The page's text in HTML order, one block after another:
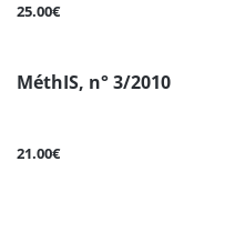
25.00€
MéthIS, n° 3/2010
21.00€